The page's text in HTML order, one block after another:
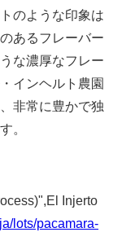
のような印象は
あるフレーバー
な濃厚なフレー
インヘルト農園
非常に豊かで独
。
Injerto
lots/pacamara-